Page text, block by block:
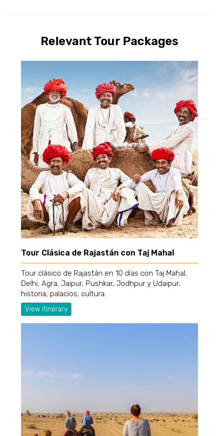
Relevant Tour Packages
Tour Clásica de Rajastán con Taj Mahal
Tour clásico de Rajastán en 10 días con Taj Mahal,
Delhi, Agra, Jaipur, Pushkar, Jodhpur y Udaipur,
historia, palacios, cultura.
View Itinerary